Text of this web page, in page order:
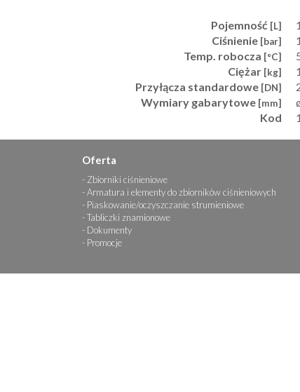
Pojemność [L]
Ciśnienie [bar]
Temp. robocza [°C]
Ciężar [kg]
Przyłącza standardowe [DN]
Wymiary gabarytowe [mm]
Kod
Oferta
Zbiorniki ciśnieniowe
Armatura i elementy do zbiorników ciśnieniowych
Piaskowanie/oczyszczanie strumieniowe
Tabliczki znamionowe
Dokumenty
Promocje